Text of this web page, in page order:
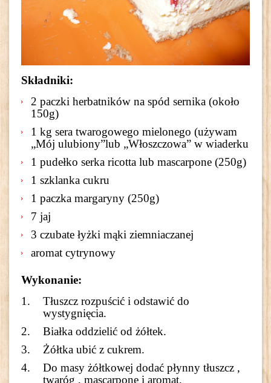
Składniki:
2 paczki herbatników na spód sernika (około
150g)
1 kg sera twarogowego mielonego (używam
„Mój ulubiony”lub „Włoszczowa” w wiaderku
1 pudełko serka ricotta lub mascarpone (250g)
1 szklanka cukru
1 paczka margaryny (250g)
7 jaj
3 czubate łyżki mąki ziemniaczanej
aromat cytrynowy
Wykonanie:
Tłuszcz rozpuścić i odstawić do
wystygnięcia.
Białka oddzielić od żółtek.
Żółtka ubić z cukrem.
Do masy żółtkowej dodać płynny tłuszcz ,
twaróg , mascarpone i aromat.